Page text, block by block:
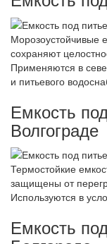
Морозоустойчивые
сохраняют
Применяются в
и питьевого
Емкость
Волгограде
Термостойкие
защищены от
Используются в
Емкость